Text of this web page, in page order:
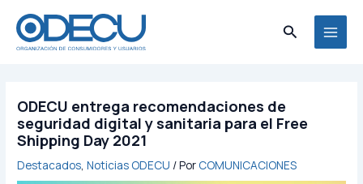
contenido
Buscar
ODECU entrega recomendaciones de
seguridad digital y sanitaria para el Free
Shipping Day 2021
Destacados,Noticias ODECU / Por COMUNICACIONES